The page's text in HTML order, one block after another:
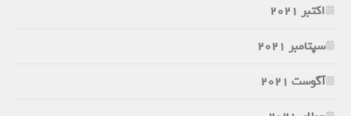
اکتبر 2021
سپتامبر 2021
آگوست 2021